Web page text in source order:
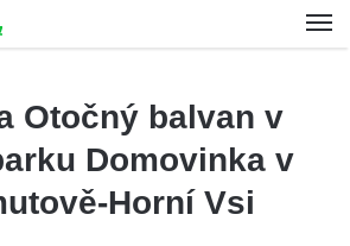
Otočný balvan v
Domovinka v
Horní Vsi